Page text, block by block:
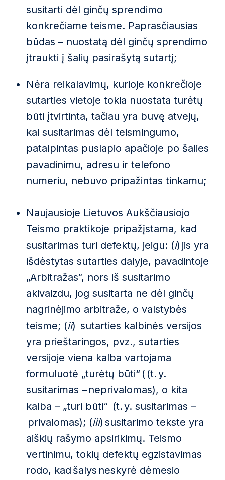
susitarti dėl ginčų sprendimo
konkrečiame teisme. Paprasčiausias
būdas – nuostatą dėl ginčų sprendimo
įtraukti į šalių pasirašytą sutartį;
Nėra reikalavimų, kurioje konkrečioje
sutarties vietoje tokia nuostata turėtų
būti įtvirtinta, tačiau yra buvę atvejų,
kai susitarimas dėl teismingumo,
patalpintas puslapio apačioje po šalies
pavadinimu, adresu ir telefono
numeriu, nebuvo pripažintas tinkamu;
Naujausioje Lietuvos Aukščiausiojo
Teismo praktikoje pripažįstama, kad
susitarimas turi defektų, jeigu: (i) jis yra
išdėstytas sutarties dalyje, pavadintoje
„Arbitražas“, nors iš susitarimo
akivaizdu, jog susitarta ne dėl ginčų
nagrinėjimo arbitraže, o valstybės
teisme; (ii) sutarties kalbinės versijos
yra prieštaringos, pvz., sutarties
versijoje viena kalba vartojama
formuluotė „turėtų būti“ ( (t. y.
susitarimas – neprivalomas), o kita
kalba – „turi būti“ (t. y. susitarimas –
privalomas); (iii) susitarimo tekste yra
aiškių rašymo apsirikimų. Teismo
vertinimu, tokių defektų egzistavimas
rodo, kad šalys neskyrė dėmesio